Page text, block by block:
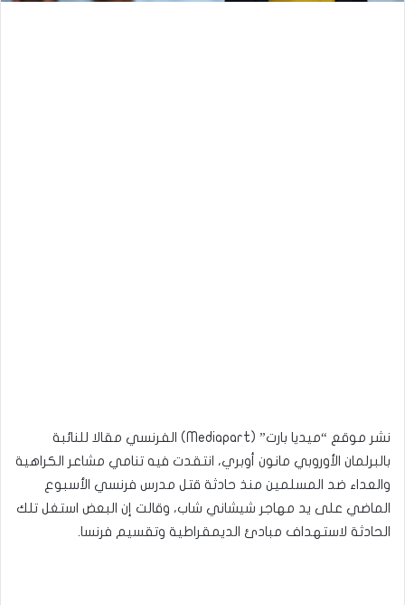
نشر موقع “ميديا بارت” (Mediapart) الفرنسي مقالا للنائبة
بالبرلمان الأوروبي مانون أوبري، انتقدت فيه تنامي مشاعر الكراهية
والعداء ضد المسلمين منذ حادثة قتل مدرس فرنسي الأسبوع
الماضي على يد مهاجر شيشاني شاب، وقالت إن البعض استغل تلك
الحادثة لاستهداف مبادئ الديمقراطية وتقسيم فرنسا.